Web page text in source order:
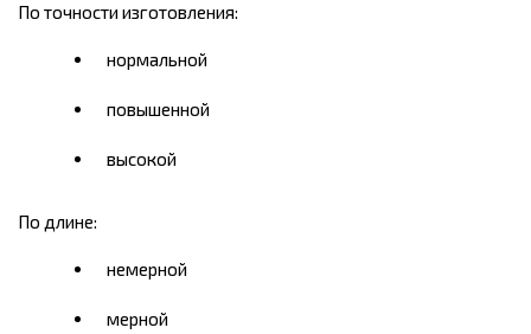
По точности изготовления:
нормальной
повышенной
высокой
По длине:
немерной
мерной